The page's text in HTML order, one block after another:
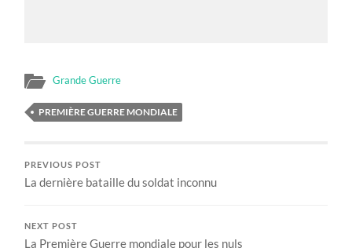
Grande Guerre
PREMIÈRE GUERRE MONDIALE
PREVIOUS POST
La dernière bataille du soldat inconnu
NEXT POST
La Première Guerre mondiale pour les nuls